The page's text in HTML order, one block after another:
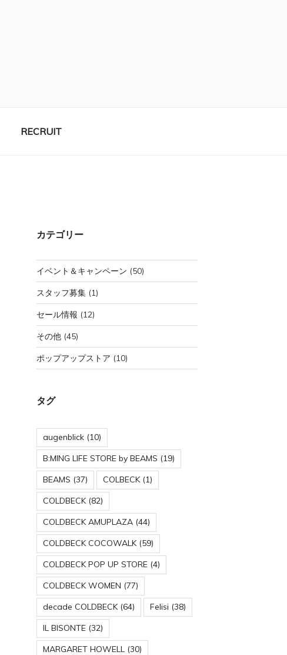
RECRUIT
カテゴリー
イベント＆キャンペーン (50)
スタッフ募集 (1)
セール情報 (12)
その他 (45)
ポップアップストア (10)
タグ
augenblick (10)
B:MING LIFE STORE by BEAMS (19)
BEAMS (37) COLBECK(1)
COLDBECK(82)
COLDBECK AMUPLAZA (44)
COLDBECK COCOWALK(59)
COLDBECK POP UP STORE (4)
COLDBECK WOMEN (77)
decade COLDBECK(64) Felisi (38)
IL BISONTE (32)
MARGARET HOWELL (30)